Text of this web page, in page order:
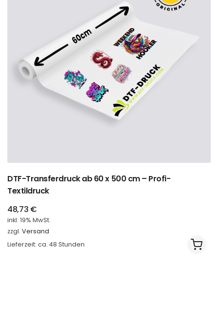
DTF-Transferdruck ab 60 x 500 cm – Profi-
Textildruck
48,73 €
inkl. 19% MwSt.
zzgl. Versand
Lieferzeit: ca. 48 Stunden